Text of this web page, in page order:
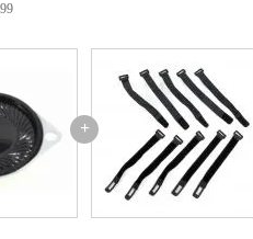
: 1 W
: 2 W
nominale : 8 ohms
fréquence : 300 – 20 000 Hz
76 dB (1 W/1 m)
résonance : 700 Hz
+